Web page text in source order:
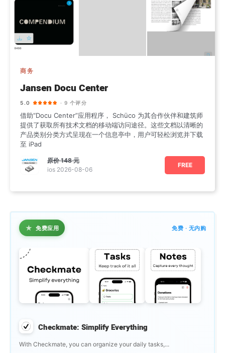
商务
Jansen Docu Center
5.0 · 9 个评分
借助“Docu Center”应用程序， Schüco 为其合作伙伴和建筑师
提供了获取所有技术文档的移动端访问途径。这些文档以清晰的
产品类别分类方式呈现在一个信息亭中，用户可轻松浏览并下载
至 iPad
原价148 元
ios 2026-08-06
FREE
★ 免费应用 免费 · 无内购
Checkmate: Simplify Everything
With Checkmate, you can organize your daily tasks,...